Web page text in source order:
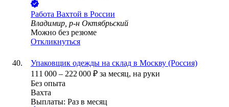
Работа Вахтой в России
Владимир, р-н Октябрьский
Можно без резюме
Откликнуться
Упаковщик одежды на склад в Москву (Россия)
111 000 – 222 000 ₽ за месяц, на руки
Без опыта
Вахта
Выплаты: Раз в месяц